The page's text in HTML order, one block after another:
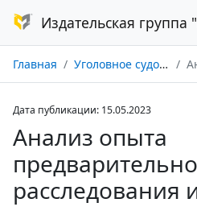
Издательская
Главная Уголовное судопроизводство № 02/2023 Анализ опыта
Дата публикации: 15.05.2023
Анализ опыта
расследования